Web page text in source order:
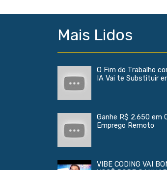
Mais Lidos
O Fim do Trabalho
IA Vai te Substituir
Ganhe R$ 2.650 em
Emprego Remoto
VIBE CODING VAI